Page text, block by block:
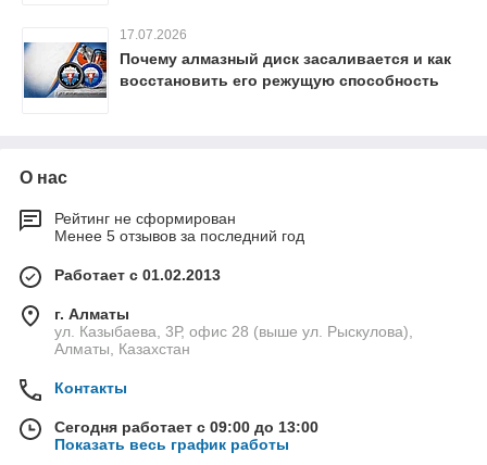
17.07.2026
Почему алмазный диск засаливается и как
восстановить его режущую способность
О нас
Рейтинг не сформирован
Менее 5 отзывов за последний год
Работает с 01.02.2013
г. Алматы
ул. Казыбаева, 3Р, офис 28 (выше ул. Рыскулова),
Алматы, Казахстан
Контакты
Сегодня работает с 09:00 до 13:00
Показать весь график работы